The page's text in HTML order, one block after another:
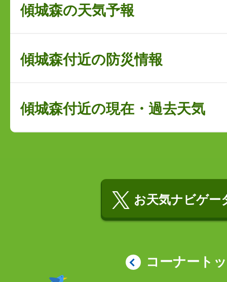
傾城森の天気予報
傾城森付近の防災情報
傾城森付近の現在・過去天気
お天気ナビゲー
コーナート